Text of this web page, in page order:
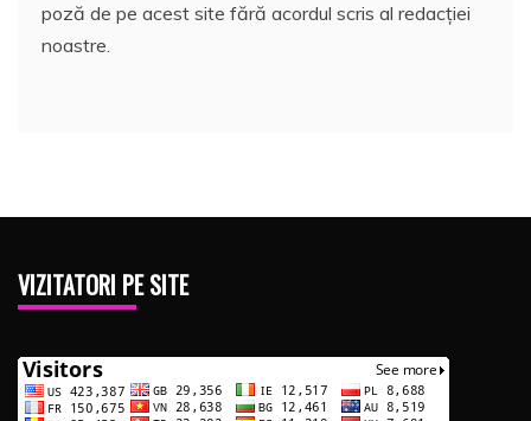
poză de pe acest site fără acordul scris al redacției
noastre.
VIZITATORI PE SITE